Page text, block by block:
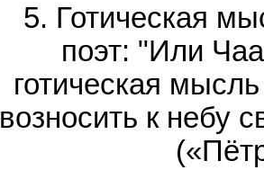
5. Готическая
поэт: "Или
готическая
возносить к небу